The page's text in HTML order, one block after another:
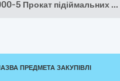
5 Прокат підіймальних ...
ПРЕДМЕТА ЗАКУПІВЛІ